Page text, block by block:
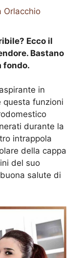
Orlacchio
Ecco il
Bastano
fondo.
in
questa funzioni
durante la
intrappola
della cappa
del suo
salute di